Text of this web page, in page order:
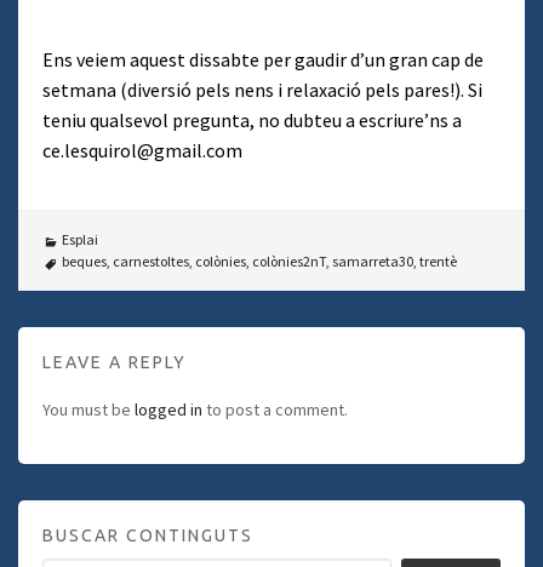
Ens veiem aquest dissabte per gaudir d’un gran cap de
setmana (diversió pels nens i relaxació pels pares!). Si
teniu qualsevol pregunta, no dubteu a escriure’ns a
ce.lesquirol@gmail.com
Esplai
beques, carnestoltes, colònies, colònies2nT, samarreta30, trentè
LEAVE A REPLY
You must be logged in to post a comment.
BUSCAR CONTINGUTS